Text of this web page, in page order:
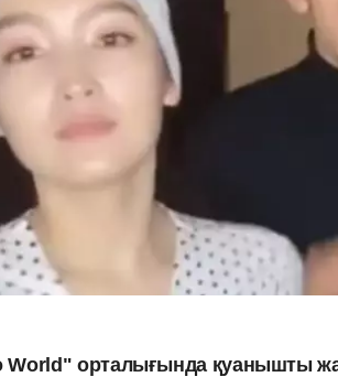
World" орталығында қуанышты